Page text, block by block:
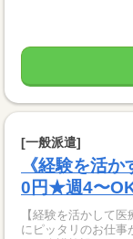
[一般派遣]
《経験を活
0円★週4〜
【経験を活かして
にピッタリのお仕事が見つかる★ ◇お